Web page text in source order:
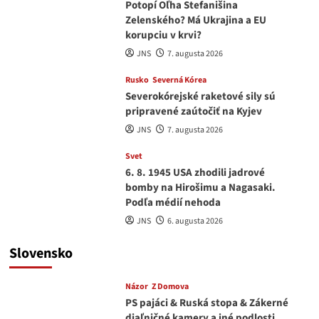
Potopí Oľha Stefanišina
Zelenského? Má Ukrajina a EU
korupciu v krvi?
JNS 7. augusta 2026
Rusko Severná Kórea
Severokórejské raketové sily sú
pripravené zaútočiť na Kyjev
JNS 7. augusta 2026
Svet
6. 8. 1945 USA zhodili jadrové
bomby na Hirošimu a Nagasaki.
Podľa médií nehoda
JNS 6. augusta 2026
Slovensko
Názor Z Domova
PS pajáci & Ruská stopa & Zákerné